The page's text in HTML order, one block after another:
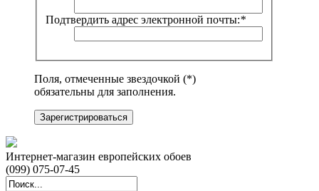
Подтвердить адрес электронной почты:*
Поля, отмеченные звездочкой (*)
обязательны для заполнения.
Зарегистрироваться
Интернет-магазин европейских обоев
(099) 075-07-45